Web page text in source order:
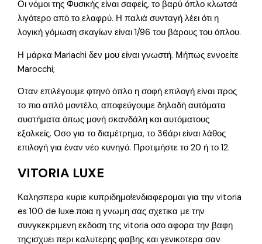
Οι νόμοι της Φυσικής είναι σαφείς, το βαρύ όπλο κλωτσά
λιγότερο από το ελαφρύ. Η παλιά συνταγή λέει ότι η
λογική γόμωση σκαγίων είναι 1/96 του βάρους του όπλου.
Η μάρκα Mariachi δεν μου είναι γνωστή. Μήπως εννοείτε
Marocchi;
Οταν επιλέγουμε φτηνό όπλο η σοφή επιλογή είναι προς
το πιο απλό μοντέλο, αποφεύγουμε δηλαδή αυτόματα
συστήματα όπως μονή σκανδάλη και αυτόματους
εξολκείς. Οσο για το διαμέτρημα, το 36άρι είναι λάθος
επιλογή για έναν νέο κυνηγό. Προτιμήστε το 20 ή το 12.
VITORIA LUXE
Καλησπερα κυριε κυπριδημο!ενδιαφερομαι για την vitoria
es 100 de luxe.ποια η γνωμη σας σχετικα με την
συνγκεκριμενη εκδοση της vitoria οσο αφορα την βαφη
της;ισχυει περι καλυτερης φαβης και γενικοτερα σαν